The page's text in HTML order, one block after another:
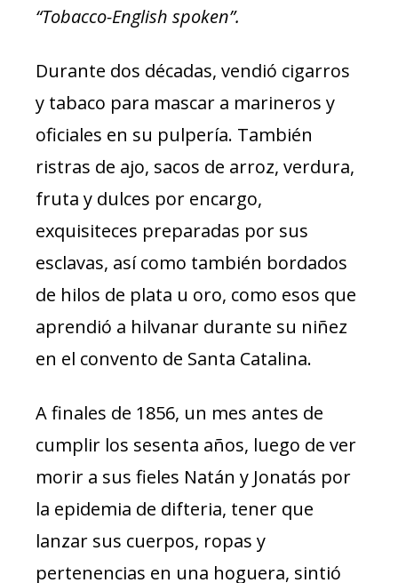
“Tobacco-English spoken”.
Durante dos décadas, vendió cigarros
y tabaco para mascar a marineros y
oficiales en su pulpería. También
ristras de ajo, sacos de arroz, verdura,
fruta y dulces por encargo,
exquisiteces preparadas por sus
esclavas, así como también bordados
de hilos de plata u oro, como esos que
aprendió a hilvanar durante su niñez
en el convento de Santa Catalina.
A finales de 1856, un mes antes de
cumplir los sesenta años, luego de ver
morir a sus fieles Natán y Jonatás por
la epidemia de difteria, tener que
lanzar sus cuerpos, ropas y
pertenencias en una hoguera, sintió